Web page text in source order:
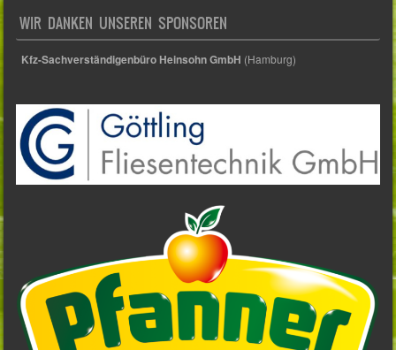
WIR DANKEN UNSEREN SPONSOREN
Kfz-Sachverständigenbüro Heinsohn GmbH (Hamburg)